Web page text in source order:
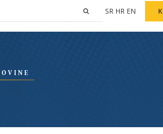
SR HR EN